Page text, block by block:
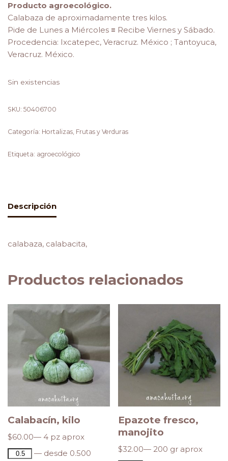
Producto agroecológico.
Calabaza de aproximadamente tres kilos.
Pide de Lunes a Miércoles = Recibe Viernes y Sábado.
Procedencia: Ixcatepec, Veracruz. México ; Tantoyuca,
Veracruz. México.
Sin existencias
SKU: 50406700
Categoría: Hortalizas, Frutas y Verduras
Etiqueta: agroecológico
Descripción
calabaza, calabacita,
Productos relacionados
Calabacín, kilo
$60.00— 4 pz aprox
— desde 0.500
Epazote fresco,
manojito
$32.00— 200 gr aprox